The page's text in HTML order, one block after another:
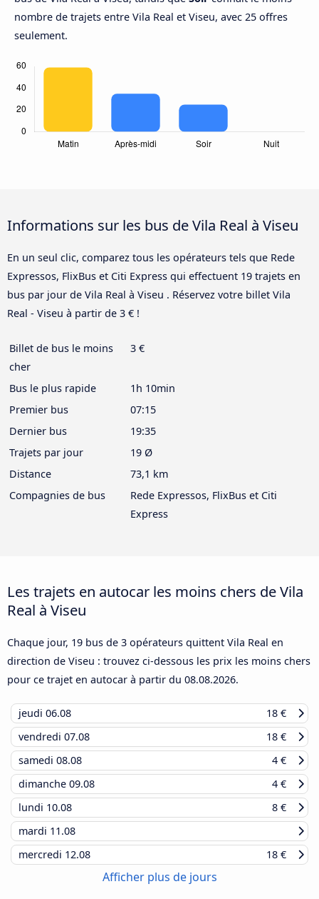
nombre de trajets entre Vila Real et Viseu, avec 25 offres
seulement.
Informations sur les bus de Vila Real à Viseu
En un seul clic, comparez tous les opérateurs tels que Rede
Expressos, FlixBus et Citi Express qui effectuent 19 trajets en
bus par jour de Vila Real à Viseu . Réservez votre billet Vila
Real - Viseu à partir de 3 € !
Billet de bus le moins
cher
3 €
Bus le plus rapide
1h 10min
Premier bus
07:15
Dernier bus
19:35
Trajets par jour
19 Ø
Distance
73,1 km
Compagnies de bus
Rede Expressos, FlixBus et Citi
Express
Les trajets en autocar les moins chers de Vila
Real à Viseu
Chaque jour, 19 bus de 3 opérateurs quittent Vila Real en
direction de Viseu : trouvez ci-dessous les prix les moins chers
pour ce trajet en autocar à partir du 08.08.2026.
jeudi 06.08
18 €
vendredi 07.08
18 €
samedi 08.08
4 €
dimanche 09.08
4 €
lundi 10.08
8 €
mardi 11.08
mercredi 12.08 18 €
Afficher plus de jours